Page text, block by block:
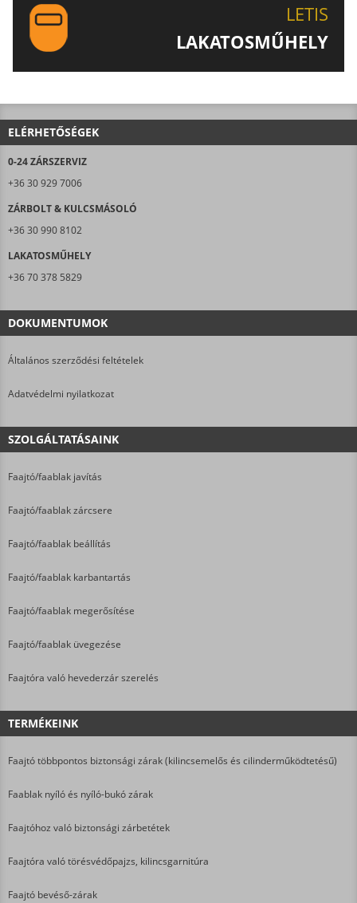
LETIS
LAKATOSMŰHELY
ELÉRHETŐSÉGEK
0-24 ZÁRSZERVIZ
+36 30 929 7006
ZÁRBOLT & KULCSMÁSOLÓ
+36 30 990 8102
LAKATOSMŰHELY
+36 70 378 5829
DOKUMENTUMOK
Általános szerződési feltételek
Adatvédelmi nyilatkozat
SZOLGÁLTATÁSAINK
Faajtó/faablak javítás
Faajtó/faablak zárcsere
Faajtó/faablak beállítás
Faajtó/faablak karbantartás
Faajtó/faablak megerősítése
Faajtó/faablak üvegezése
Faajtóra való hevederzár szerelés
TERMÉKEINK
Faajtó többpontos biztonsági zárak (kilincsemelős és cilinderműködtetésű)
Faablak nyíló és nyíló-bukó zárak
Faajtóhoz való biztonsági zárbetétek
Faajtóra való törésvédőpajzs, kilincsgarnitúra
Faajtó bevéső-zárak